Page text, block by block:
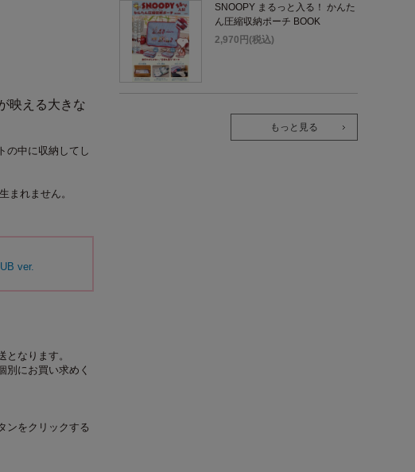
映える大きな
の中に収納してし
まれません。
ver.
なります。
別にお買い求めく
ンをクリックする
SNOOPY まるっと入る！ かんた
ん圧縮収納ポーチ BOOK
2,970円(税込)
もっと見る